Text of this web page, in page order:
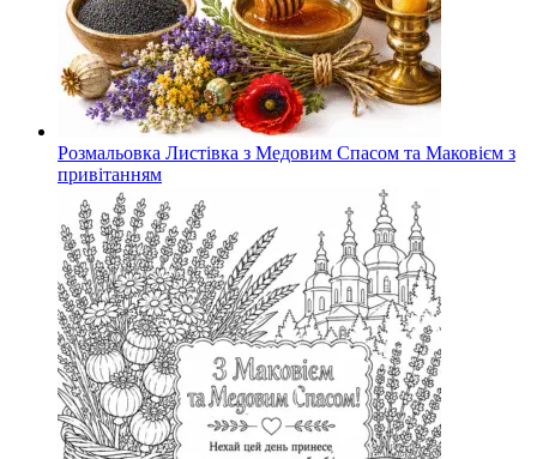
Розмальовка Листівка з Медовим Спасом та Маковієм з
привітанням